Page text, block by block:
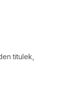
titulek,